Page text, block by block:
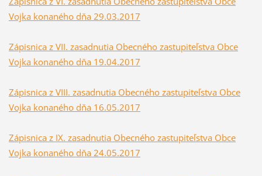
Vojka konaného dňa 29.03.2017
Zápisnica z VII. zasadnutia Obecného zastupiteľstva Obce
Vojka konaného dňa 19.04.2017
Zápisnica z VIII. zasadnutia Obecného zastupiteľstva Obce
Vojka konaného dňa 16.05.2017
Zápisnica z IX. zasadnutia Obecného zastupiteľstva Obce
Vojka konaného dňa 24.05.2017